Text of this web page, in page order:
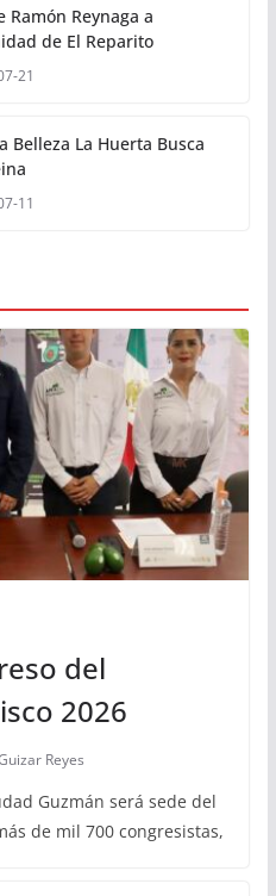
Ramón Reynaga a
de El Reparito
21
Belleza La Huerta Busca
11
del
2026
Reyes
Guzmán será sede del
de mil 700 congresistas,